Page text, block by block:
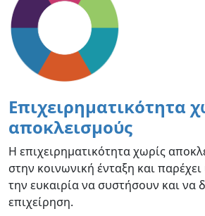
Επιχειρηματικότητα
αποκλεισμούς
Η επιχειρηματικότητα χωρίς
στην κοινωνική ένταξη και
την ευκαιρία να συστήσουν και να
επιχείρηση.